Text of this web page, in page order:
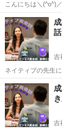
こんにちは＼(^o^)
会があります！ 学
会話サークルです
っぷり英語でおし...
東京 武蔵野市
吉
ネイティブの先生
たけやき並木の自
空き時間などにご
い性格なので、リ
東京 武蔵野市
吉